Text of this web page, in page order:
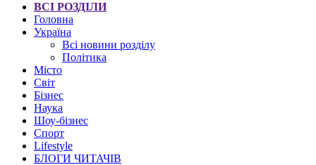
ВСІ РОЗДІЛИ
Головна
Україна
Всі новини розділу
Політика
Місто
Світ
Бізнес
Наука
Шоу-бізнес
Спорт
Lifestyle
БЛОГИ ЧИТАЧІВ